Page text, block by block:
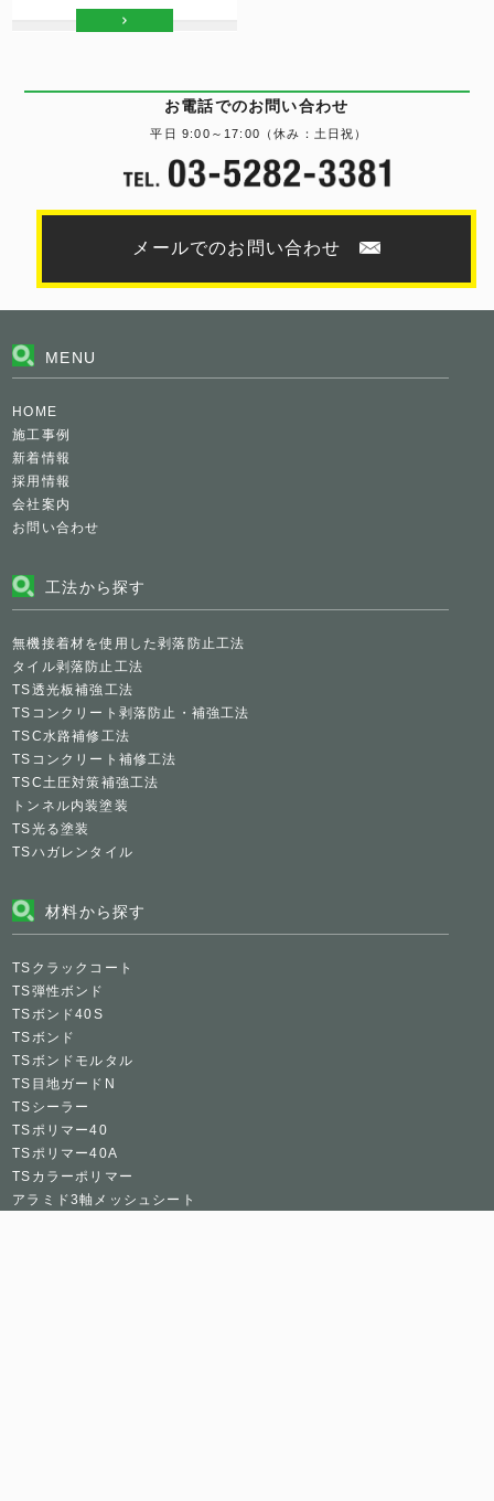
お電話でのお問い合わせ
平日 9:00～17:00（休み：土日祝）
メールでのお問い合わせ
MENU
HOME
施工事例
新着情報
採用情報
会社案内
お問い合わせ
工法から探す
無機接着材を使用した剥落防止工法
タイル剥落防止工法
TS透光板補強工法
TSコンクリート剥落防止・補強工法
TSC水路補修工法
TSコンクリート補修工法
TSC土圧対策補強工法
トンネル内装塗装
TS光る塗装
TSハガレンタイル
材料から探す
TSクラックコート
TS弾性ボンド
TSボンド40S
TSボンド
TSボンドモルタル
TS目地ガードN
TSシーラー
TSポリマー40
TSポリマー40A
TSカラーポリマー
アラミド3軸メッシュシート